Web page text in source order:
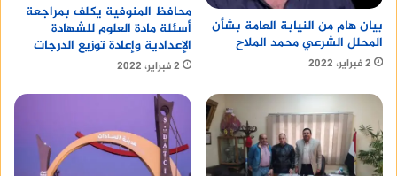
بيان هام من النيابة العامة بشأن
المحلل الشرعي محمد الملاح
2 فبراير، 2022
محافظ المنوفية يكلف بمراجعة
أسئلة مادة العلوم للشهادة
الإعدادية وإعادة توزيع الدرجات
2 فبراير، 2022